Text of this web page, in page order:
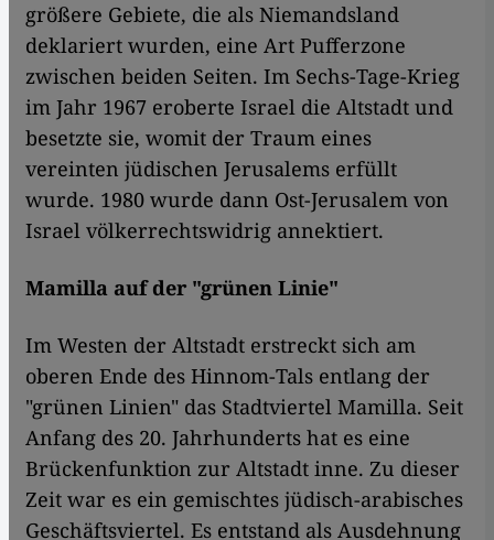
größere Gebiete, die als Niemandsland
deklariert wurden, eine Art Pufferzone
zwischen beiden Seiten. Im Sechs-Tage-Krieg
im Jahr 1967 eroberte Israel die Altstadt und
besetzte sie, womit der Traum eines
vereinten jüdischen Jerusalems erfüllt
wurde. 1980 wurde dann Ost-Jerusalem von
Israel völkerrechtswidrig annektiert.
Mamilla auf der "grünen Linie"
Im Westen der Altstadt erstreckt sich am
oberen Ende des Hinnom-Tals entlang der
"grünen Linien" das Stadtviertel Mamilla. Seit
Anfang des 20. Jahrhunderts hat es eine
Brückenfunktion zur Altstadt inne. Zu dieser
Zeit war es ein gemischtes jüdisch-arabisches
Geschäftsviertel. Es entstand als Ausdehnung